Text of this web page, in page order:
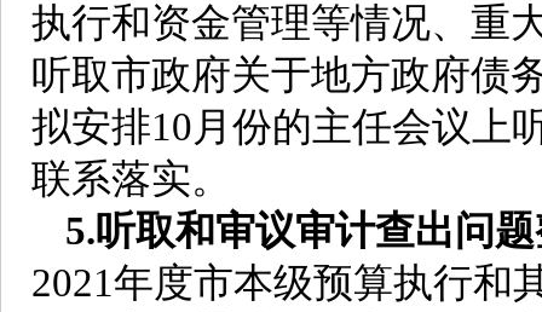
执行和资金管理等情况、重
听取市政府关于地方政府债
拟安排10月份的主任会议上
联系落实。
5.听取和审议审计查出问
2021年度市本级预算执行和